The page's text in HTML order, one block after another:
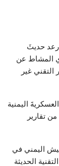
رعد حديثَ
المشاط عن
غير
اليمنية
تقارير
اليمني في
الحديثة